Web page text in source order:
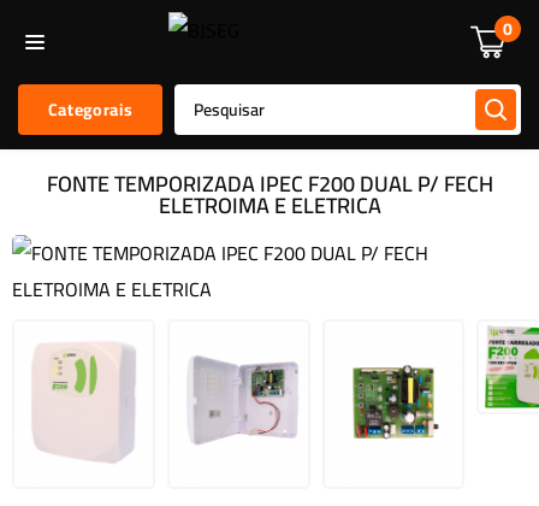
0
Categorais
Alarmes E Sensores
FONTE TEMPORIZADA IPEC F200 DUAL P/ FECH
ELETROIMA E ELETRICA